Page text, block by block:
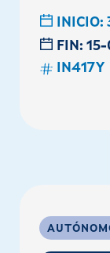
INICIO:
FIN:
IN417Y